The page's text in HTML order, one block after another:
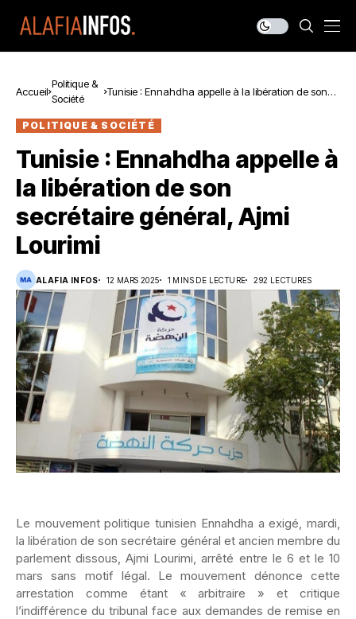
Accueil
Politique &
Société
Tunisie : Ennahdha appelle à la libération de son
POLITIQUE & SOCIÉTÉ
Tunisie : Ennahdha appelle à
la libération de son
secrétaire général, Ajmi
Lourimi
ALAFIA INFOS 12 MARS 2025 1 MINS DE LECTURE 292 LECTURES
Le mouvement politique tunisien Ennahdha a exigé, mardi,
la libération de son secrétaire général et ancien membre du
parlement dissous, Ajmi Lourimi, arrêté entre le 6 et le 10
mars sans motif légal. Le mouvement dénonce cette
arrestation comme étant « arbitraire » et critique
l’indifférence du tribunal face aux demandes de remise en